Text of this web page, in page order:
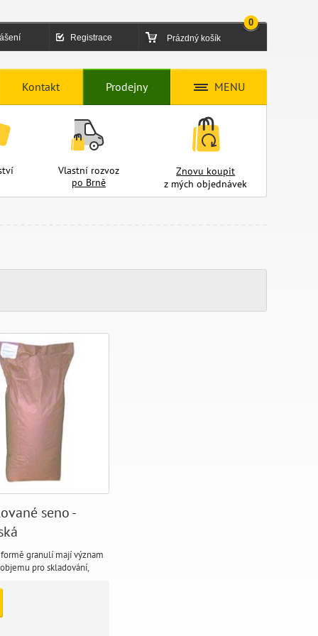
Registrace Prázdný košík
0
Kontakt Prodejny MENU
Vlastní rozvoz
po Brně
Znovu koupit
z mých objednávek
seno -
granulí mají význam
pro skladování,
přísad má neomezenou
kvalitu a složení živin.